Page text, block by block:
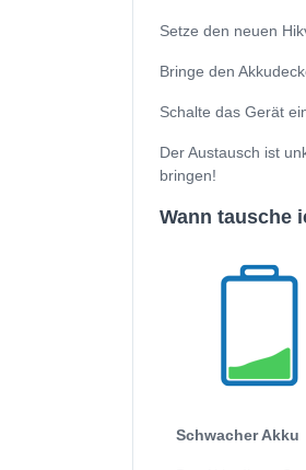
Setze den neuen
Bringe den
Schalte das Gerät
Der Austausch ist
bringen!
Wann tausche
Schwacher Akku